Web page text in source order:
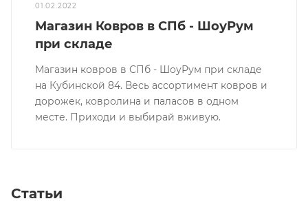
01.02.2022
Магазин Ковров в СПб - ШоуРум
при складе
Магазин ковров в СПб - ШоуРум при складе
на Кубинской 84. Весь ассортимент ковров и
дорожек, ковролина и паласов в одном
месте. Приходи и выбирай вживую.
Статьи